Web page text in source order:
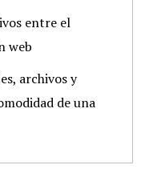
entre el
web
archivos y
de una